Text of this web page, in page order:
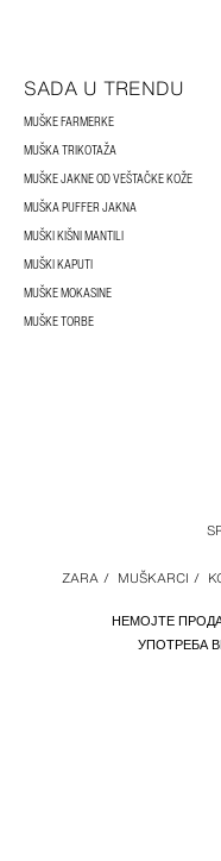
SADA U TRENDU
MUŠKE FARMERKE
MUŠKA TRIKOTAŽA
MUŠKE JAKNE OD VEŠTAČKE KOŽE
MUŠKA PUFFER JAKNA
MUŠKI KIŠNI MANTILI
MUŠKI KAPUTI
MUŠKE MOKASINE
MUŠKE TORBE
НЕМОЈТЕ
УПОТРЕБА
ZARA / MUŠKARCI /